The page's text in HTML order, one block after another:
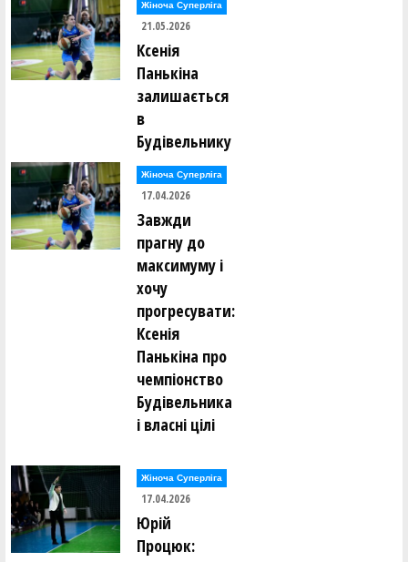
Жіноча Суперліга
21.05.2026
Ксенія
Панькіна
залишається
в
Будівельнику
Жіноча Суперліга
17.04.2026
Завжди
прагну до
максимуму і
хочу
прогресувати:
Ксенія
Панькіна про
чемпіонство
Будівельника
і власні цілі
Жіноча Суперліга
17.04.2026
Юрій
Процюк: